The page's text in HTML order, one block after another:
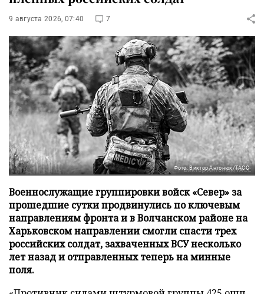
9 августа 2026, 07:40 7
Фото: Виктор Антонюк/ТАСС
Военнослужащие группировки войск «Север» за
прошедшие сутки продвинулись по ключевым
направлениям фронта и в Волчанском районе на
Харьковском направлении смогли спасти трех
российских солдат, захваченных ВСУ несколько
лет назад и отправленных теперь на минные
поля.